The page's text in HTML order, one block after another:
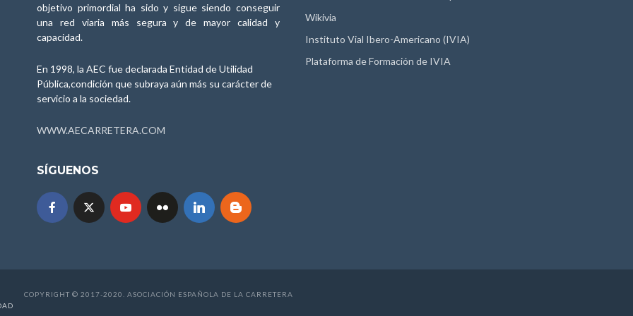
objetivo primordial ha sido y sigue siendo conseguir
una red viaria más segura y de mayor calidad y
capacidad.
En 1998, la AEC fue declarada Entidad de Utilidad
Pública,condición que subraya aún más su carácter de
servicio a la sociedad.
WWW.AECARRETERA.COM
SÍGUENOS
Wikivia
Instituto Vial Ibero-Americano (IVIA)
Plataforma de Formación de IVIA
COPYRIGHT © 2017-2020. ASOCIACIÓN ESPAÑOLA DE LA CARRETERA